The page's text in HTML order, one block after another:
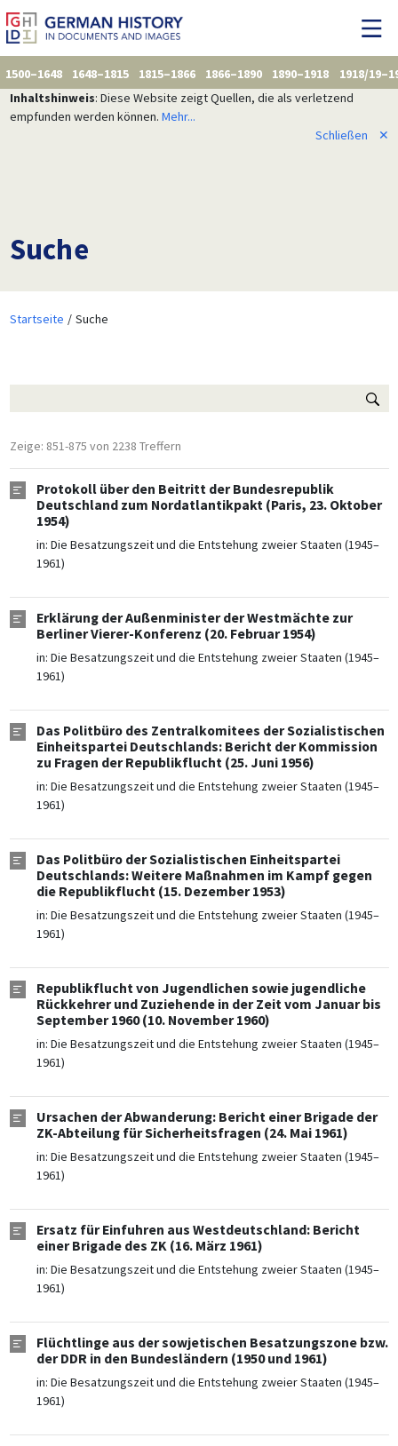
1500–1648 1648–1815 1815–1866 1866–1890 1890–1918
1918/
Inhaltshinweis: Diese Website zeigt Quellen, die als verletzend
empfunden werden können. Mehr...
Schließen
✕
Suche
Startseite Suche
Zeige: 851-875 von 2238 Treffern
Protokoll über den Beitritt der Bundesrepublik
Deutschland zum Nordatlantikpakt (Paris, 23. Oktober
1954)
in: Die Besatzungszeit und die Entstehung zweier Staaten (1945–
1961)
Erklärung der Außenminister der Westmächte zur
Berliner Vierer-Konferenz (20. Februar 1954)
in: Die Besatzungszeit und die Entstehung zweier Staaten (1945–
1961)
Das Politbüro des Zentralkomitees der Sozialistischen
Einheitspartei Deutschlands: Bericht der Kommission
zu Fragen der Republikflucht (25. Juni 1956)
in: Die Besatzungszeit und die Entstehung zweier Staaten (1945–
1961)
Das Politbüro der Sozialistischen Einheitspartei
Deutschlands: Weitere Maßnahmen im Kampf gegen
die Republikflucht (15. Dezember 1953)
in: Die Besatzungszeit und die Entstehung zweier Staaten (1945–
1961)
Republikflucht von Jugendlichen sowie jugendliche
Rückkehrer und Zuziehende in der Zeit vom Januar bis
September 1960 (10. November 1960)
in: Die Besatzungszeit und die Entstehung zweier Staaten (1945–
1961)
Ursachen der Abwanderung: Bericht einer Brigade der
ZK-Abteilung für Sicherheitsfragen (24. Mai 1961)
in: Die Besatzungszeit und die Entstehung zweier Staaten (1945–
1961)
Ersatz für Einfuhren aus Westdeutschland: Bericht
einer Brigade des ZK (16. März 1961)
in: Die Besatzungszeit und die Entstehung zweier Staaten (1945–
1961)
Flüchtlinge aus der sowjetischen Besatzungszone bzw.
der DDR in den Bundesländern (1950 und 1961)
in: Die Besatzungszeit und die Entstehung zweier Staaten (1945–
1961)